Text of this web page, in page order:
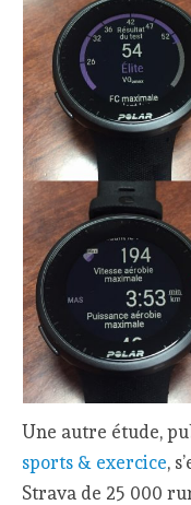
Une autre étude,
sports & exercice,
Strava de 25 000